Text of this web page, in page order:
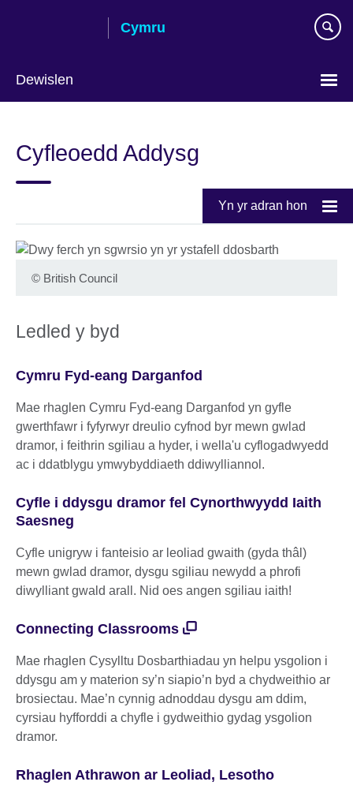
Cymru
Dewislen
language
Cyfleoedd Addysg
Yn yr adran hon
© British Council
Ledled y byd
Cymru Fyd-eang Darganfod
Mae rhaglen Cymru Fyd-eang Darganfod yn gyfle
gwerthfawr i fyfyrwyr dreulio cyfnod byr mewn gwlad
dramor, i feithrin sgiliau a hyder, i wella'u cyflogadwyedd
ac i ddatblygu ymwybyddiaeth ddiwylliannol.
Cyfle i ddysgu dramor fel Cynorthwyydd Iaith
Saesneg
Cyfle unigryw i fanteisio ar leoliad gwaith (gyda thâl)
mewn gwlad dramor, dysgu sgiliau newydd a phrofi
diwylliant gwald arall. Nid oes angen sgiliau iaith!
Connecting Classrooms
Mae rhaglen Cysylltu Dosbarthiadau yn helpu ysgolion i
ddysgu am y materion sy’n siapio’n byd a chydweithio ar
brosiectau. Mae’n cynnig adnoddau dysgu am ddim,
cyrsiau hyfforddi a chyfle i gydweithio gydag ysgolion
dramor.
Rhaglen Athrawon ar Leoliad, Lesotho